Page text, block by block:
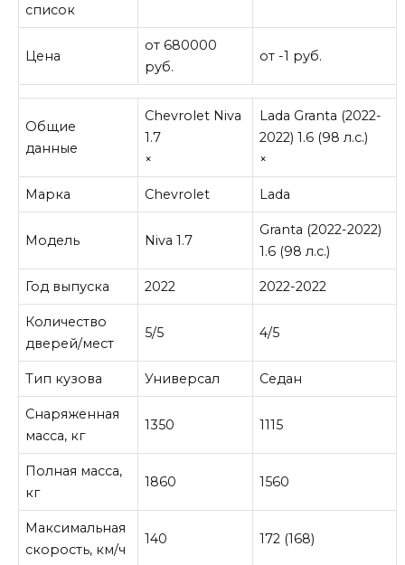
список
Цена
от 680000
руб.
от -1 руб.
Общие
данные
Chevrolet Niva
1.7
×
Lada Granta (2022-
2022) 1.6 (98 л.с.)
×
Марка Chevrolet Lada
Модель Niva 1.7
Granta (2022-2022)
1.6 (98 л.с.)
Год выпуска 2022 2022-2022
Количество
дверей/мест
5/5 4/5
Тип кузова Универсал Седан
Снаряженная
масса, кг
1350 1115
Полная масса,
кг
1860 1560
Максимальная
скорость, км/ч
140 172 (168)